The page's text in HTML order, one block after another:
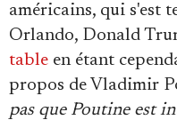
américains, qui s'est
Orlando, Donald
table en étant
propos de Vladimir
pas que Poutine est